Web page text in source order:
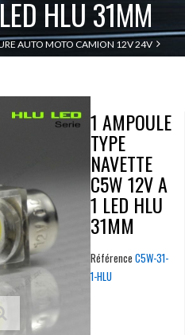
HLU 31MM
AUTO MOTO CAMION 12V 24V
1 AMPOULE
TYPE
NAVETTE
C5W 12V A
1 LED HLU
31MM
Référence C5W-31-
1-HLU